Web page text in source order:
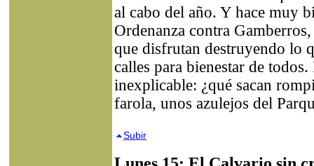
al cabo del año. Y hace muy
Ordenanza contra
que disfrutan destruyendo lo
calles para bienestar de
inexplicable: ¿qué sacan
farola, unos azulejos del
Subir